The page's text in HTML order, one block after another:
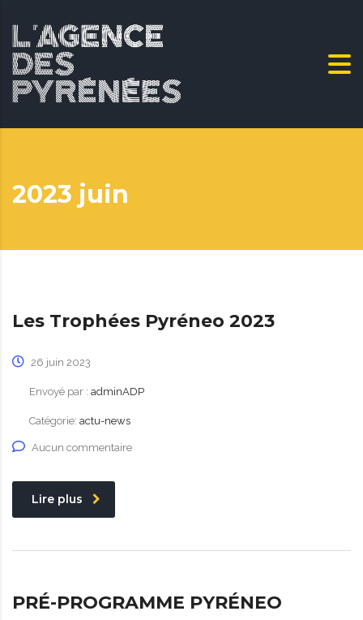
2023 juin
Les Trophées Pyréneo 2023
26 juin 2023
Envoyé par : adminADP
Catégorie: actu-news
Aucun commentaire
Lire plus
PRÉ-PROGRAMME PYRÉNEO